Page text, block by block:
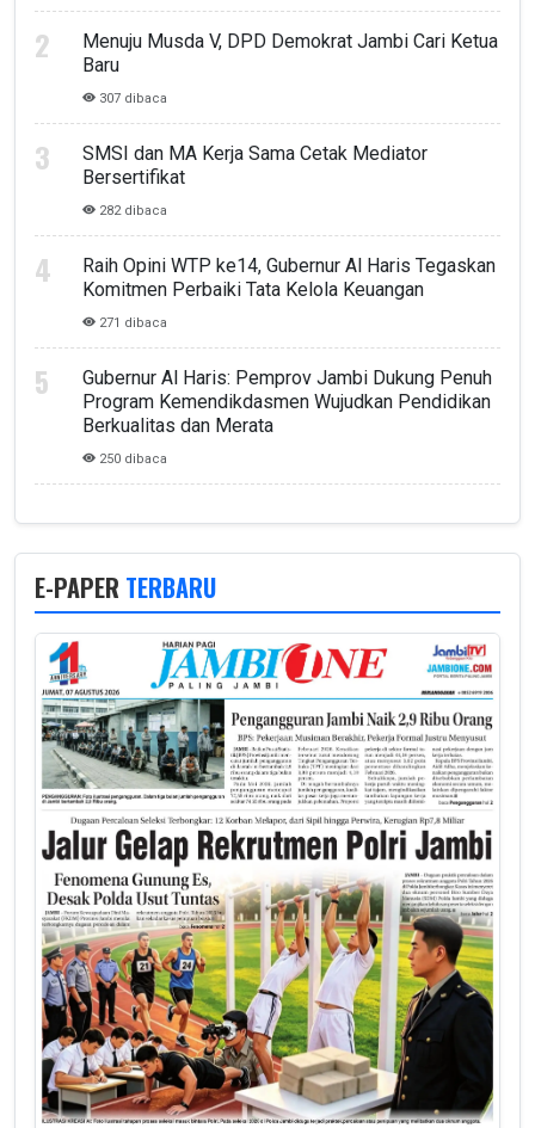
Menuju Musda V, DPD Demokrat Jambi Cari Ketua
Baru
307 dibaca
SMSI dan MA Kerja Sama Cetak Mediator
Bersertifikat
282 dibaca
Raih Opini WTP ke14, Gubernur Al Haris Tegaskan
Komitmen Perbaiki Tata Kelola Keuangan
271 dibaca
Gubernur Al Haris: Pemprov Jambi Dukung Penuh
Program Kemendikdasmen Wujudkan Pendidikan
Berkualitas dan Merata
250 dibaca
E-PAPER TERBARU